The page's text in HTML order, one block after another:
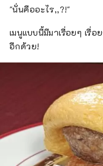
"นั่นคืออะไร,,?!"
เมนูแบบนี้มีมาเรื่อยๆ เรื่
อีกด้วย!